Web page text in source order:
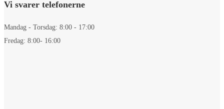
Vi svarer telefonerne
Mandag - Torsdag: 8:00 - 17:00
Fredag: 8:00- 16:00